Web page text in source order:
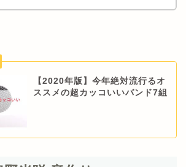
【2020年版】今年絶対流行るオ
ススメの超カッコいいバンド7組